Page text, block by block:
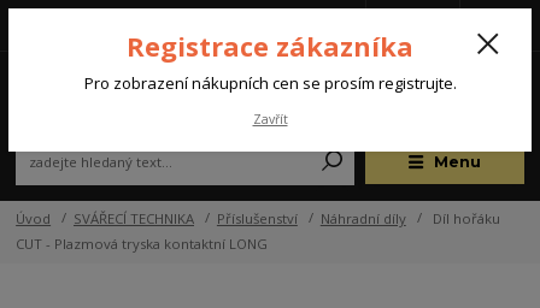
Menu
(Po-Pá, 07:00-15:30 hod.)
Úvod SVÁŘECÍ TECHNIKA Příslušenství Náhradní díly
Díl hořáku
CUT - Plazmová tryska kontaktní LONG
Registrace zákazníka
Pro zobrazení nákupních cen se prosím registrujte.
Zavřít